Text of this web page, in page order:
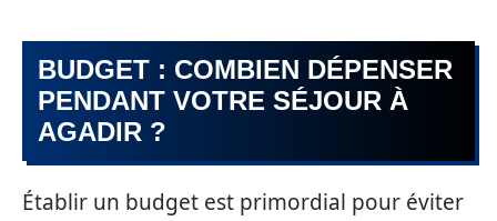
BUDGET : COMBIEN DÉPENSER
PENDANT VOTRE SÉJOUR À
AGADIR ?
Établir un budget est primordial pour éviter